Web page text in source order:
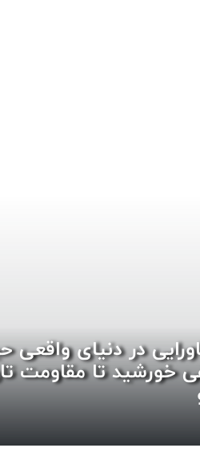
در دنیای واقعی
خورشید تا مقاومت